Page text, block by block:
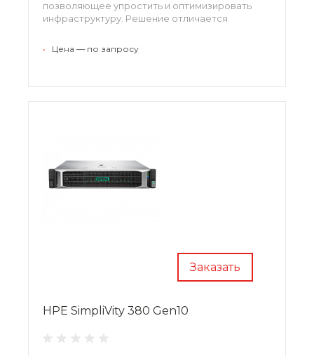
позволяющее упростить и оптимизировать
инфраструктуру. Решение отличается
максимально быстро ввести систему в
• Цена — по запросу
Заказать
HPE SimpliVity 380 Gen10